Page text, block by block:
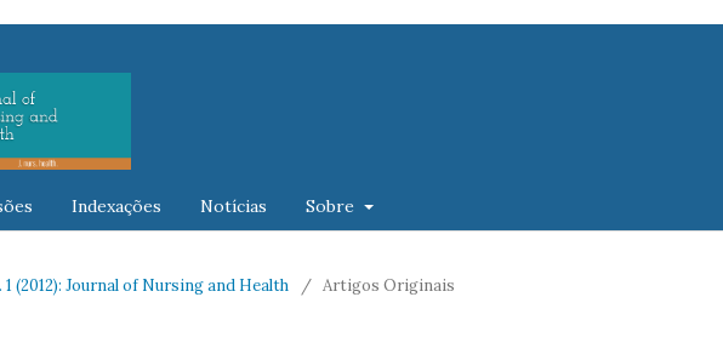
Indexações Notícias Sobre
1 (2012): Journal of Nursing and Health / Artigos Originais